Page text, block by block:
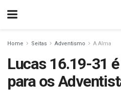
Home Seitas Adventismo A Alma
Lucas 16.19-31
para os